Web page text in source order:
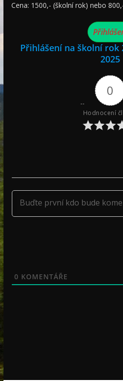
Cena: 1500,- (školní rok) nebo
Přihlášení na školní rok
2025
0
Hodnocení
0 KOMENTÁŘE